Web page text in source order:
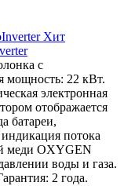
Хит
с
мощность: 22 кВт.
электронная
отображается
батареи,
потока
меди OXYGEN
воды и газа.
2 года.